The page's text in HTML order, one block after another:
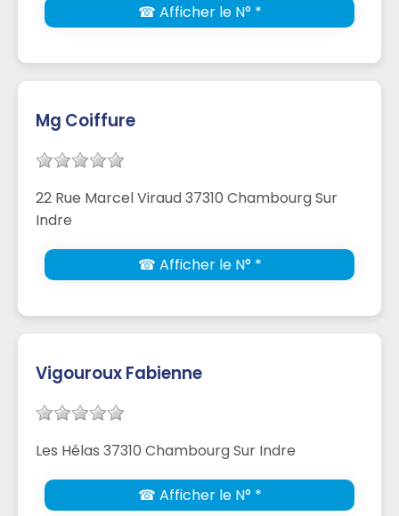
☎ Afficher le N° *
Mg Coiffure
22 Rue Marcel Viraud 37310 Chambourg Sur
Indre
☎ Afficher le N° *
Vigouroux Fabienne
Les Hélas 37310 Chambourg Sur Indre
☎ Afficher le N° *